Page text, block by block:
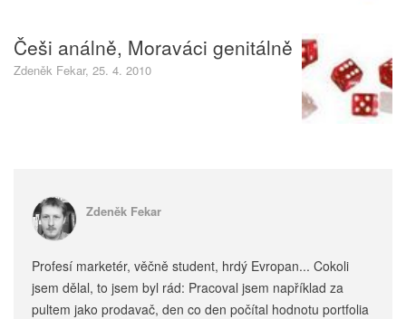
Češi análně, Moraváci genitálně
Zdeněk Fekar, 25. 4. 2010
Zdeněk Fekar
Profesí marketér, věčně student, hrdý Evropan... Cokoli
jsem dělal, to jsem byl rád: Pracoval jsem například za
pultem jako prodavač, den co den počítal hodnotu portfolia